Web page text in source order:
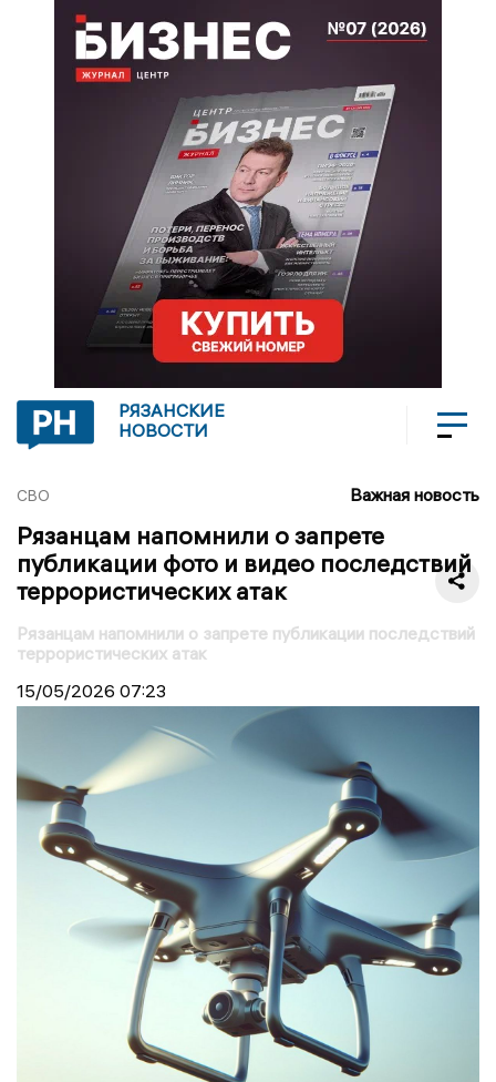
РЯЗАНСКИЕ
НОВОСТИ
СВО Важная новость
Рязанцам напомнили о запрете
публикации фото и видео последствий
террористических атак
Рязанцам напомнили о запрете публикации последствий
террористических атак
15/05/2026 07:23